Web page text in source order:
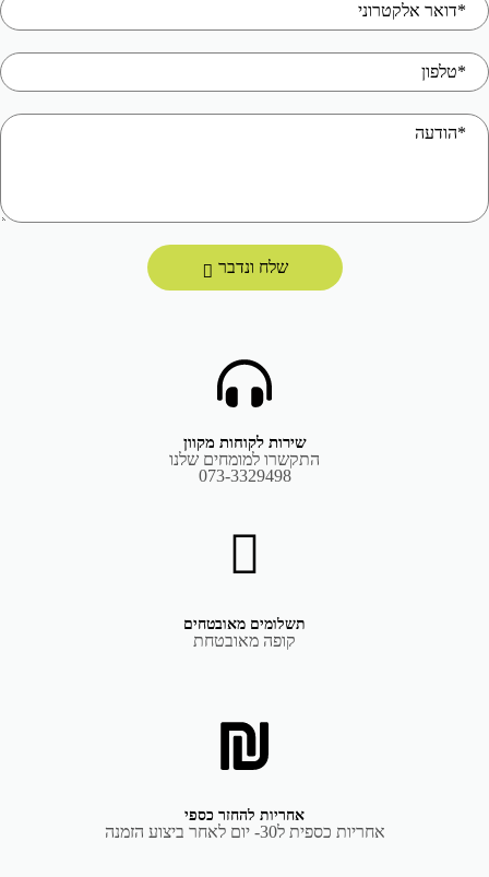
שלח ונדבר
שירות לקוחות מקוון
התקשרו למומחים שלנו
073-3329498
תשלומים מאובטחים
קופה מאובטחת
אחריות להחזר כספי
אחריות כספית ל30- יום לאחר ביצוע הזמנה